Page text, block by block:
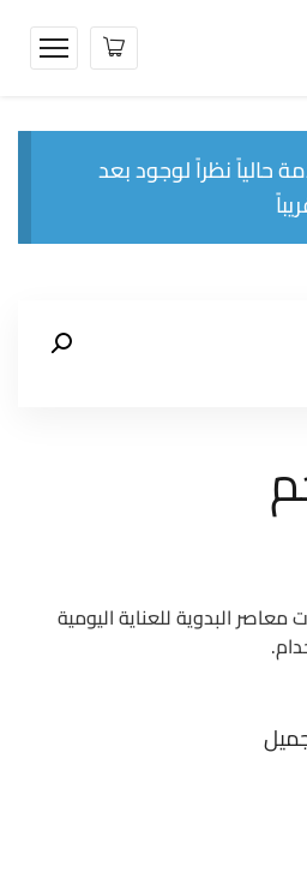
حالياً نظراً لوجود بعد
معاصر البدوية للعناية اليومية